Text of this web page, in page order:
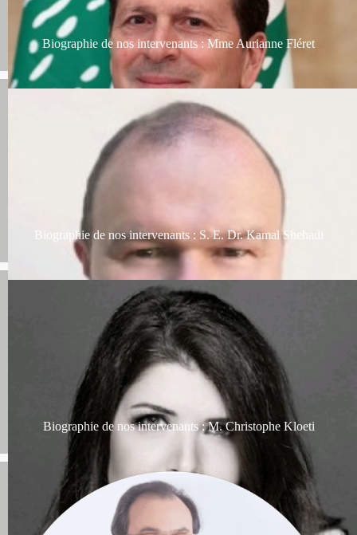
Biographie de nos intervenants : Mme Aurianne Fléret
Biographie de nos intervenants : S. E. Dr. Kamal Shehadi
Biographie de nos intervenants : M. Christophe Kloeti